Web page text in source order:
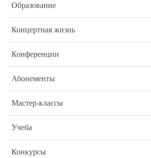
Образование
Концертная жизнь
Конференции
Абонементы
Мастер-классы
Учеба
Конкурсы